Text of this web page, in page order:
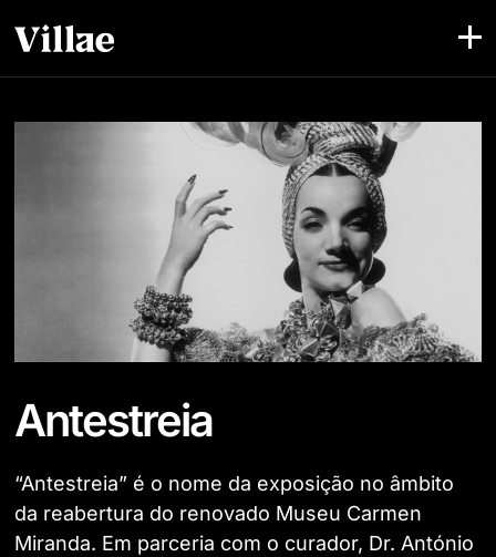
Antestreia
“Antestreia” é o nome da exposição no âmbito
da reabertura do renovado Museu Carmen
Miranda. Em parceria com o curador, Dr. António